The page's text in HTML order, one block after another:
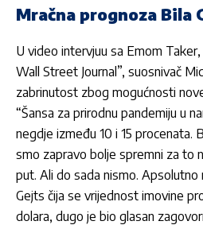
Mračna prognoza Bila
U video intervjuu sa Emom
Wall Street Journal”, suosnivač
zabrinutost zbog mogućnosti
“Šansa za prirodnu pandemiju u
negdje između 10 i 15 procenata.
smo zapravo bolje spremni za to
put. Ali do sada nismo. Apsolutno
Gejts čija se vrijednost imovine
dolara, dugo je bio glasan